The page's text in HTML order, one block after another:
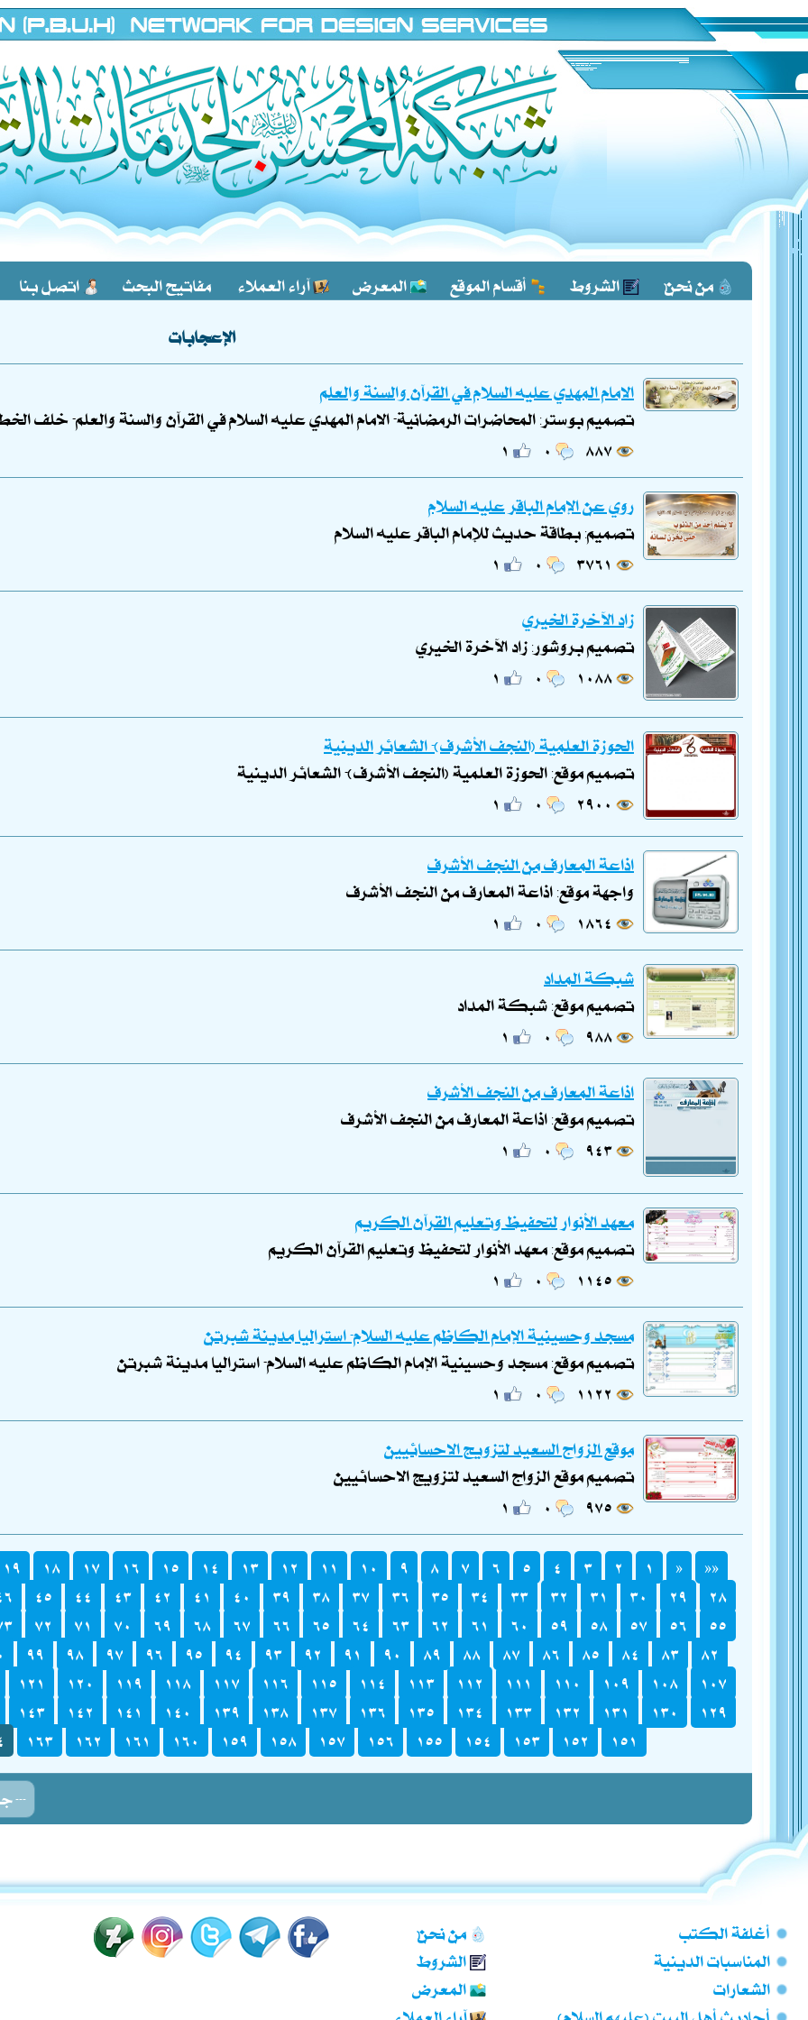
من نحن؟ الشروط أقسام الموقع المعرض آراء العملاء مفاتيح البحث
اتصل بنا
الإعجابات
الامام المهدي عليه السلام في القرآن والسنة والعلم
تصميم بوستر: المحاضرات الرمضانية- الامام المهدي عليه السلام في القرآن والسنة والعلم- خلف
روي عن الإمام الباقر عليه السلام
تصميم: بطاقة حديث للإمام الباقر عليه السلام
زاد الآخرة الخيري
تصميم بروشور: زاد الآخرة الخيري
الحوزة العلمية (النجف الأشرف)- الشعائر الدينية
تصميم موقع: الحوزة العلمية (النجف الأشرف)- الشعائر الدينية
اذاعة المعارف من النجف الأشرف
واجهة موقع: اذاعة المعارف من النجف الأشرف
شبكة المداد
تصميم موقع: شبكة المداد
اذاعة المعارف من النجف الأشرف
تصميم موقع: اذاعة المعارف من النجف الأشرف
معهد الأنوار لتحفيظ وتعليم القرآن الكريم
تصميم موقع: معهد الأنوار لتحفيظ وتعليم القرآن الكريم
مسجد وحسينية الإمام الكاظم عليه السلام- استراليا مدينة شبرتن
تصميم موقع: مسجد وحسينية الإمام الكاظم عليه السلام- استراليا مدينة شبرتن
موقع الزواج السعيد لتزويج الاحسائيين
تصميم موقع الزواج السعيد لتزويج الاحسائيين
««
« ١ ٢ ٣ ٤ ٥ ٦ ٧ ٨ ٩ ١٠ ١١ ١٢ ١٣ ١٤ ١٥ ١٦ ١٧ ١٨
١٩
٢٨
٢٩ ٣٠ ٣١ ٣٢ ٣٣ ٣٤ ٣٥ ٣٦ ٣٧ ٣٨ ٣٩ ٤٠ ٤١ ٤٢ ٤٣ ٤٤ ٤٥
٥٥
٥٦ ٥٧ ٥٨ ٥٩ ٦٠ ٦١ ٦٢ ٦٣ ٦٤ ٦٥ ٦٦ ٦٧ ٦٨ ٦٩ ٧٠ ٧١ ٧٢
٨٢
٨٣ ٨٤ ٨٥ ٨٦ ٨٧ ٨٨ ٨٩ ٩٠ ٩١ ٩٢ ٩٣ ٩٤ ٩٥ ٩٦ ٩٧ ٩٨ ٩٩
١٠٧
١٠٨ ١٠٩ ١١٠ ١١١ ١١٢ ١١٣ ١١٤ ١١٥ ١١٦ ١١٧ ١١٨ ١١٩ ١٢٠
١٢١
١٢٩
١٣٠ ١٣١ ١٣٢ ١٣٣ ١٣٤ ١٣٥ ١٣٦ ١٣٧ ١٣٨ ١٣٩ ١٤٠ ١٤١ ١٤٢
١٤٣
١٥١
١٥٢ ١٥٣ ١٥٤ ١٥٥ ١٥٦ ١٥٧ ١٥٨ ١٥٩ ١٦٠ ١٦١ ١٦٢ ١٦٣
أغلفة الكتب
المناسبات الدينية
الشعارات
من نحن؟
الشروط
المعرض